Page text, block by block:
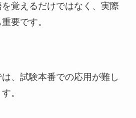
覚えるだけではなく、実際
要です。
、試験本番での応用が難し
。